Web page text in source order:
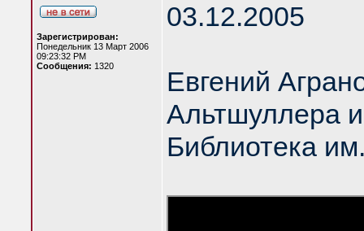
Зарегистрирован:
Понедельник 13 Март 2006
09:23:32 PM
Сообщения: 1320
03.12.2005
Евгений
Альтшуллера
Библиотека